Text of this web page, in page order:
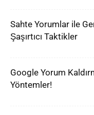
Sahte Yorumlar ile
Şaşırtıcı Taktikler
Google Yorum
Yöntemler!